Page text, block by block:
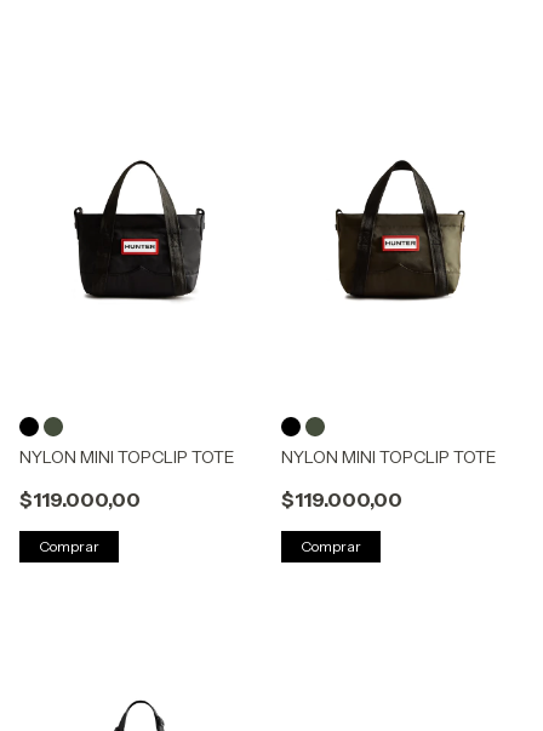
NYLON MINI TOPCLIP TOTE
$119.000,00
Comprar
NYLON MINI TOPCLIP TOTE
$119.000,00
Comprar